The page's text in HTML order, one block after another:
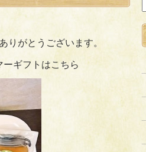
りがとうございます。
ギフトはこちら